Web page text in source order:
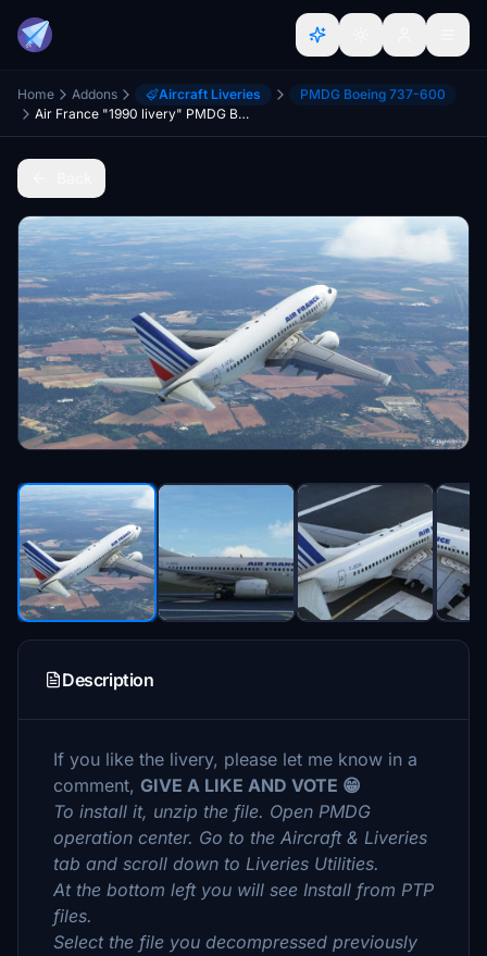
Home Addons Aircraft Liveries
PMDG Boeing 737-600
Air France "1990 livery" PMDG B737-600
Description
If you like the livery, please let me know in a
comment, GIVE A LIKE AND VOTE 😁
To install it, unzip the file. Open PMDG
operation center. Go to the Aircraft & Liveries
tab and scroll down to Liveries Utilities.
At the bottom left you will see Install from PTP
files.
Select the file you decompressed previously